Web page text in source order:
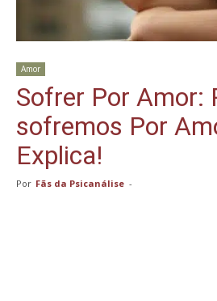
Amor
Sofrer Por Amor:
sofremos Por
Explica!
Por Fãs da Psicanálise -